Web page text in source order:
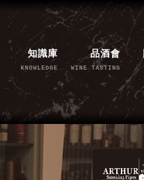
知識庫
KNOWLEDGE
品酒會
WINE TASTING